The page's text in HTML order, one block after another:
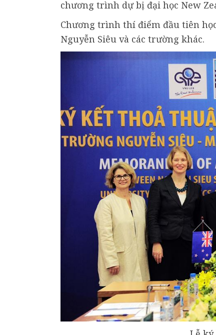
chương trình dự bị đại học New
Chương trình thí điểm đầu tiên
Nguyễn Siêu và các trường khác.